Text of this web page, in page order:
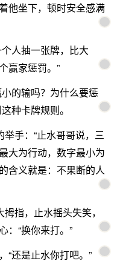
坐下，顿时安全感满
人抽一张牌，比大
赢家惩罚。”
的输吗？为什么要惩
种卡牌规则。
手：“止水哥哥说，三
大为行动，数字最小为
含义就是：不果断的人
指，止水摇头失笑，
：“换你来打。”
还是止水你打吧。”